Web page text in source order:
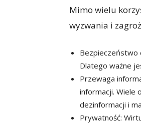
Mimo wielu
wyzwania i
Bezpieczeństwo
Dlatego ważne
Przewaga
informacji. Wiele
dezinformacji i
Prywatność: